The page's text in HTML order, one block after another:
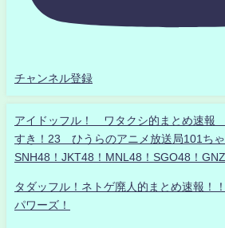
チャンネル登録
アイドッフル！ ワタクシ的まとめ速報
すき！23 ひうらのアニメ放送局101ち
SNH48！JKT48！MNL48！SGO48！
タダッフル！ネトゲ廃人的まとめ速報！
パワーズ！